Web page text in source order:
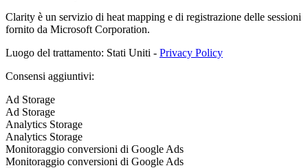
Clarity è un servizio di heat mapping e di registrazione delle sessioni
fornito da Microsoft Corporation.
Luogo del trattamento: Stati Uniti - Privacy Policy
Consensi aggiuntivi:
Ad Storage
Ad Storage
Analytics Storage
Analytics Storage
Monitoraggio conversioni di Google Ads
Monitoraggio conversioni di Google Ads